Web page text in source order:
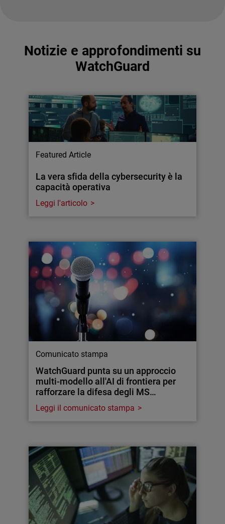
Notizie e approfondimenti su
WatchGuard
Featured Article
La vera sfida della cybersecurity è la
capacità operativa
Leggi l'articolo
Comunicato stampa
WatchGuard punta su un approccio
multi-modello all'AI di frontiera per
rafforzare la difesa degli MS…
Leggi il comunicato stampa